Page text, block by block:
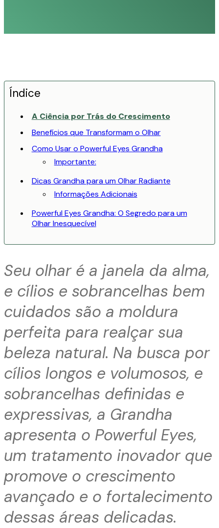
Índice
A Ciência por Trás do Crescimento
Benefícios que Transformam o Olhar
Como Usar o Powerful Eyes Grandha
Importante:
Dicas Grandha para um Olhar Radiante
Informações Adicionais
Powerful Eyes Grandha: O Segredo para um
Olhar Inesquecível
Seu olhar é a janela da alma,
e cílios e sobrancelhas bem
cuidados são a moldura
perfeita para realçar sua
beleza natural. Na busca por
cílios longos e volumosos, e
sobrancelhas definidas e
expressivas, a Grandha
apresenta o Powerful Eyes,
um tratamento inovador que
promove o crescimento
avançado e o fortalecimento
dessas áreas delicadas.